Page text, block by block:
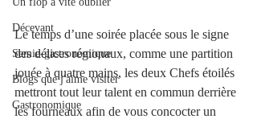
Décevant
Semie-gastronomique
Blogs que j'aime visiter
Gastronomique
Le temps d’une soirée placée sous le signe
des délices régionaux, comme une partition
jouée à quatre mains, les deux Chefs étoilés
mettront tout leur talent en commun derrière
les fourneaux afin de vous concocter un